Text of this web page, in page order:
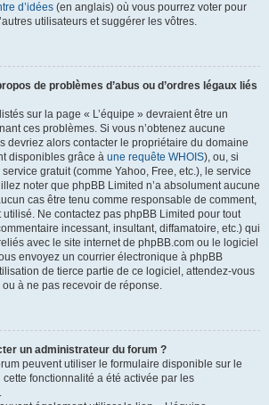
d’idées (en anglais) où vous pourrez voter pour
utilisateurs et suggérer les vôtres.
de problèmes d’abus ou d’ordres légaux liés
sur la page « L’équipe » devraient être un
ces problèmes. Si vous n’obtenez aucune
devriez alors contacter le propriétaire du domaine
disponibles grâce à une requête WHOIS), ou, si
gratuit (comme Yahoo, Free, etc.), le service
noter que phpBB Limited n’a absolument aucune
cas être tenu comme responsable de comment,
Ne contactez pas phpBB Limited pour tout
incessant, insultant, diffamatoire, etc.) qui
avec le site internet de phpBB.com ou le logiciel
envoyez un courrier électronique à phpBB
de tierce partie de ce logiciel, attendez-vous
à ne pas recevoir de réponse.
un administrateur du forum ?
peuvent utiliser le formulaire disponible sur le
cette fonctionnalité a été activée par les